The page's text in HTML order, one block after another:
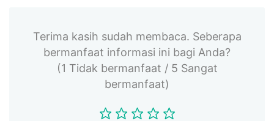
Terima kasih sudah membaca. Seberapa
bermanfaat informasi ini bagi Anda?
(1 Tidak bermanfaat / 5 Sangat
bermanfaat)